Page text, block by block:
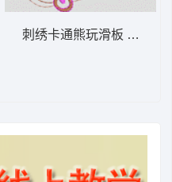
绿色圆环内含橙色嘴和黑点 卡通童装章标贴 刺绣卡通熊玩